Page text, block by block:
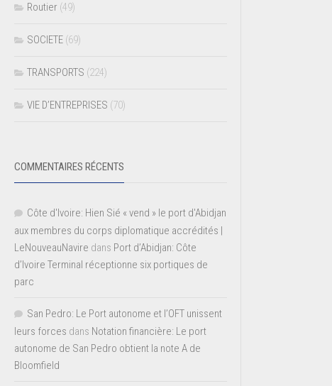
Routier (49)
SOCIETE (69)
TRANSPORTS (224)
VIE D’ENTREPRISES (70)
COMMENTAIRES RÉCENTS
Côte d'Ivoire: Hien Sié « vend » le port d'Abidjan
aux membres du corps diplomatique accrédités |
LeNouveauNavire dans Port d’Abidjan: Côte
d’Ivoire Terminal réceptionne six portiques de
parc
San Pedro: Le Port autonome et l’OFT unissent
leurs forces dans Notation financière: Le port
autonome de San Pedro obtient la note A de
Bloomfield